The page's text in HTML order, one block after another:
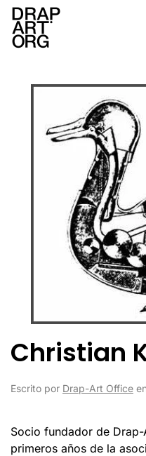
Ir al contenido
Christian
Escrito por Drap-Art Office
Socio fundador de
primeros años de la